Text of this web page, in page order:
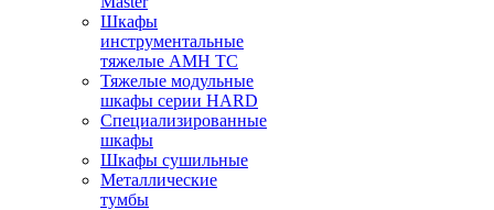
Шкафы
инструментальные
тяжелые AMH TC
Тяжелые модульные
шкафы серии HARD
Cпециализированные
шкафы
Шкафы сушильные
Металлические
тумбы